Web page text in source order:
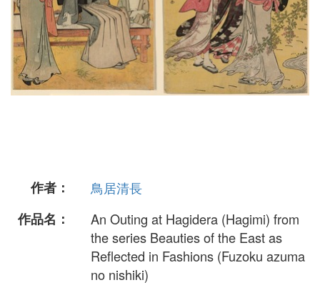
作者：
鳥居清長
作品名：
An Outing at Hagidera (Hagimi) from
the series Beauties of the East as
Reflected in Fashions (Fuzoku azuma
no nishiki)